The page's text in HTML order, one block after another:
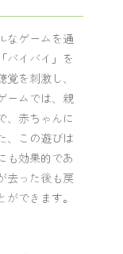
なゲームを通
バイバイ」を
を刺激し、
ームでは、親
、赤ちゃんに
、この遊びは
も効果的であ
去った後も戻
できます。